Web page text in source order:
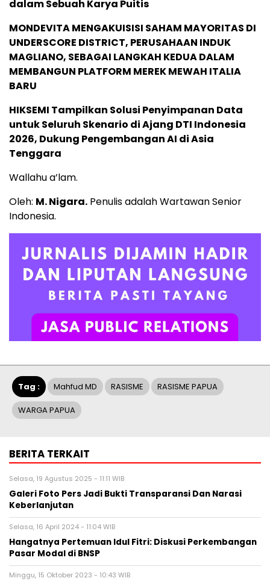
dalam Sebuah Karya Puitis
MONDEVITA MENGAKUISISI SAHAM MAYORITAS DI
UNDERSCORE DISTRICT, PERUSAHAAN INDUK
MAGLIANO, SEBAGAI LANGKAH KEDUA DALAM
MEMBANGUN PLATFORM MEREK MEWAH ITALIA
BARU
HIKSEMI Tampilkan Solusi Penyimpanan Data
untuk Seluruh Skenario di Ajang DTI Indonesia
2026, Dukung Pengembangan AI di Asia
Tenggara
Wallahu a’lam.
Oleh: M. Nigara. Penulis adalah Wartawan Senior
Indonesia.
Tag : Mahfud MD RASISME RASISME PAPUA
WARGA PAPUA
BERITA TERKAIT
Selasa, 19 Agustus 2025 - 11:11 WIB
Galeri Foto Pers Jadi Bukti Transparansi Dan Narasi
Keberlanjutan
Selasa, 16 April 2024 - 11:04 WIB
Hangatnya Pertemuan Idul Fitri: Diskusi Perkembangan
Pasar Modal di BNSP
Minggu, 15 Oktober 2023 - 10:43 WIB